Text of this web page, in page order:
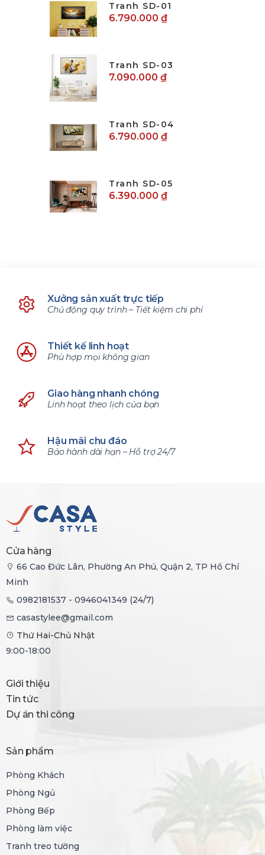
Tranh SD-01
6.790.000 ₫
Tranh SD-03
7.090.000 ₫
Tranh SD-04
6.790.000 ₫
Tranh SD-05
6.390.000 ₫
Xưởng sản xuất trực tiếp
Chủ động quy trình – Tiết kiệm chi phí
Thiết kế linh hoạt
Phù hợp mọi không gian
Giao hàng nhanh chóng
Linh hoạt theo lịch của bạn
Hậu mãi chu đáo
Bảo hành dài hạn – Hỗ trợ 24/7
Cửa hàng
66 Cao Đức Lân, Phường An Phú, Quận 2, TP Hồ Chí
Minh
0982181537 - 0946041349 (24/7)
casastylee@gmail.com
Thứ Hai-Chủ Nhật
9:00-18:00
Giới thiệu
Tin tức
Dự án thi công
Sản phẩm
Phòng Khách
Phòng Ngủ
Phòng Bếp
Phòng làm việc
Tranh treo tường